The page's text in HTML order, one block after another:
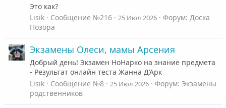
Это как?
Lisik
Сообщение №216 25 Июл 2026 Форум: Доска
Позора
Экзамены Олеси, мамы Арсения
Добрый день! Экзамен НоНарко на знание предмета
- Результат онлайн теста Жанна Д’Арк
Lisik
Сообщение №8 25 Июл 2026 Форум: Экзамены
родственников